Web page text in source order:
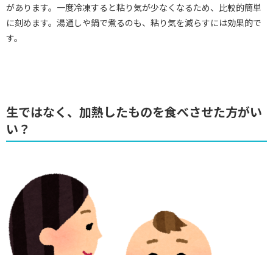
があります。一度冷凍すると粘り気が少なくなるため、比較的簡単
に刻めます。湯通しや鍋で煮るのも、粘り気を減らすには効果的で
す。
生ではなく、加熱したものを食べさせた方がい
い？